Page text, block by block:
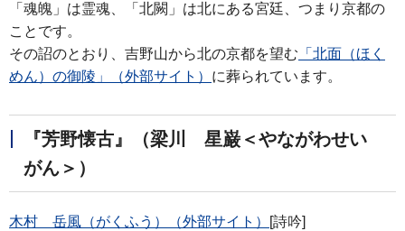
「魂魄」は霊魂、「北闕」は北にある宮廷、つまり京都の
ことです。
その詔のとおり、吉野山から北の京都を望む 「北面（ほく
めん）の御陵」（外部サイト） に葬られています。
『芳野懐古』（梁川 星巌＜やながわせい
がん＞）
木村 岳風（がくふう）（外部サイト） [詩吟]